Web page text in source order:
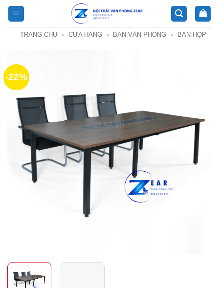
Bỏ
qua
nội
TRANG CHỦ » CỬA HÀNG » BÀN VĂN PHÒNG » BÀN HỌP
-22%